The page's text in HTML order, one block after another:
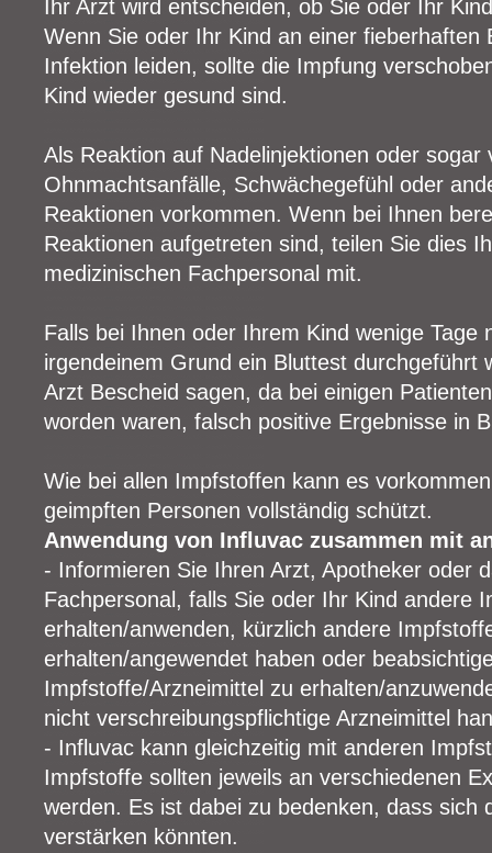
Ihr Arzt wird entscheiden, ob Sie oder Ihr
Wenn Sie oder Ihr Kind an einer fieberhaften
Infektion leiden, sollte die Impfung
Kind wieder gesund sind.
Als Reaktion auf Nadelinjektionen oder sogar
Ohnmachtsanfälle, Schwächegefühl oder
Reaktionen vorkommen. Wenn bei Ihnen
Reaktionen aufgetreten sind, teilen Sie dies
medizinischen Fachpersonal mit.
Falls bei Ihnen oder Ihrem Kind wenige Tage
irgendeinem Grund ein Bluttest durchgeführt
Arzt Bescheid sagen, da bei einigen
worden waren, falsch positive Ergebnisse in
Wie bei allen Impfstoffen kann es
geimpften Personen vollständig schützt.
Anwendung von Influvac zusammen mit
- Informieren Sie Ihren Arzt, Apotheker oder
Fachpersonal, falls Sie oder Ihr Kind andere
erhalten/anwenden, kürzlich andere
erhalten/angewendet haben oder
Impfstoffe/Arzneimittel zu erhalten/
nicht verschreibungspflichtige Arzneimittel
- Influvac kann gleichzeitig mit anderen
Impfstoffe sollten jeweils an verschiedenen
werden. Es ist dabei zu bedenken, dass sich
verstärken könnten.